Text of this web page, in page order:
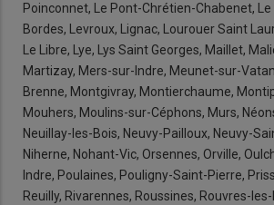
Poinconnet, Le Pont-Chrétien-Chabenet, Le
Bordes, Levroux, Lignac, Lourouer Saint
Le Libre, Lye, Lys Saint Georges, Maillet,
Martizay, Mers-sur-Indre, Meunet-sur-
Brenne, Montgivray, Montierchaume,
Mouhers, Moulins-sur-Céphons, Murs,
Neuillay-les-Bois, Neuvy-Pailloux, Neuvy-
Niherne, Nohant-Vic, Orsennes, Orville,
Indre, Poulaines, Pouligny-Saint-Pierre,
Reuilly, Rivarennes, Roussines, Rouvres-